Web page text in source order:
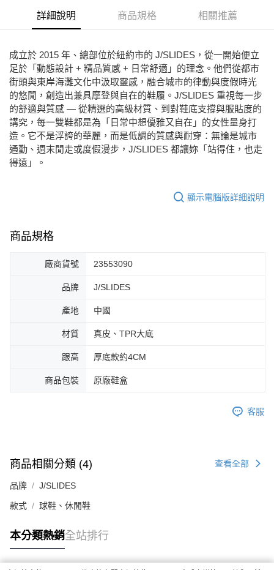
免運費
付款後門市自取
每筆NT$80，滿NT$2,000(含以上)免運費
詳細說明 商品規格 相關推薦
成立於 2015 年、總部位於紐約市的 J/SLIDES，從一開始便立
足於「動態設計 + 精品質感 + 日常舒適」的理念。他們從都市
街頭與東岸海灘文化中汲取靈感，融合城市的律動與度假時光
的悠閒，創造出兼具摩登與自在的鞋履。J/SLIDES 重視每一步
的舒適與質感 — 從精選的高級材質、到對鞋底支撐與服貼度的
講究，每一雙鞋都是為「日常中想優雅又自在」的女性量身打
造。它不是浮誇的華麗，而是低調的質感與耐穿：無論是城市
通勤、週末閒走或度假漫步，J/SLIDES 都讓妳「站得住，也走
得遠」。
顯示電腦版詳細說明
商品規格
廠商貨號 23553090
品牌 J/SLIDES
產地 中國
材質 真皮、TPR大底
跟高 厚底款約4CM
商品包裝 原廠鞋盒
客服
商品相關分類 (4) 查看全部
品牌 J/SLIDES
款式 球鞋、休閒鞋
本分類熱銷全站排行